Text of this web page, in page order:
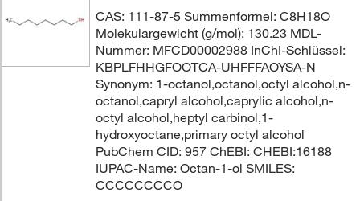
CAS: 111-87-5 Summenformel: C8H18O
Molekulargewicht (g/mol): 130.23 MDL-
Nummer: MFCD00002988 InChI-Schlüssel:
KBPLFHHGFOOTCA-UHFFFAOYSA-N
Synonym: 1-octanol,octanol,octyl alcohol,n-
octanol,capryl alcohol,caprylic alcohol,n-
octyl alcohol,heptyl carbinol,1-
hydroxyoctane,primary octyl alcohol
PubChem CID: 957 ChEBI: CHEBI:16188
IUPAC-Name: Octan-1-ol SMILES:
CCCCCCCCO